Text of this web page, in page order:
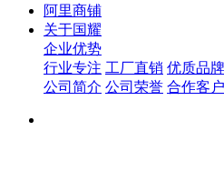
阿里商铺
关于国耀
企业优势
行业专注 工厂直销 优质品牌
公司简介 公司荣誉 合作客户